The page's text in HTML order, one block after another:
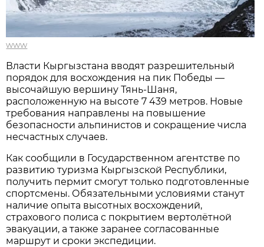
www
Власти Кыргызстана вводят разрешительный
порядок для восхождения на пик Победы —
высочайшую вершину Тянь-Шаня,
расположенную на высоте 7 439 метров. Новые
требования направлены на повышение
безопасности альпинистов и сокращение числа
несчастных случаев.
Как сообщили в Государственном агентстве по
развитию туризма Кыргызской Республики,
получить пермит смогут только подготовленные
спортсмены. Обязательными условиями станут
наличие опыта высотных восхождений,
страхового полиса с покрытием вертолётной
эвакуации, а также заранее согласованные
маршрут и сроки экспедиции.